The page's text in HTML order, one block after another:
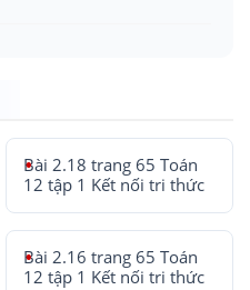
Bài 2.18 trang 65 Toán
12 tập 1 Kết nối tri thức
Bài 2.16 trang 65 Toán
12 tập 1 Kết nối tri thức